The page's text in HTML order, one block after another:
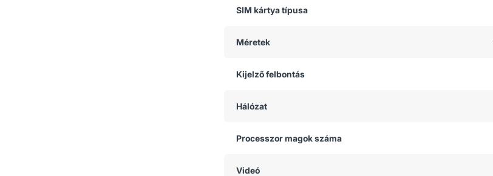
SIM kártya típusa
Méretek
Kijelző felbontás
Hálózat
Processzor magok száma
Videó